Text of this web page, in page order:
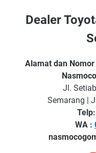
Dealer
Alamat dan Nomor
Jl.
Semarang |
Telp:
WA :